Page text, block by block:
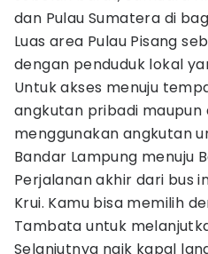
dan Pulau Sumatera di
Luas area Pulau Pisang
dengan penduduk lokal
Untuk akses menuju
angkutan pribadi maupun
menggunakan angkutan
Bandar Lampung menuju
Perjalanan akhir dari bus
Krui. Kamu bisa memilih
Tambata untuk
Selanjutnya naik kapal